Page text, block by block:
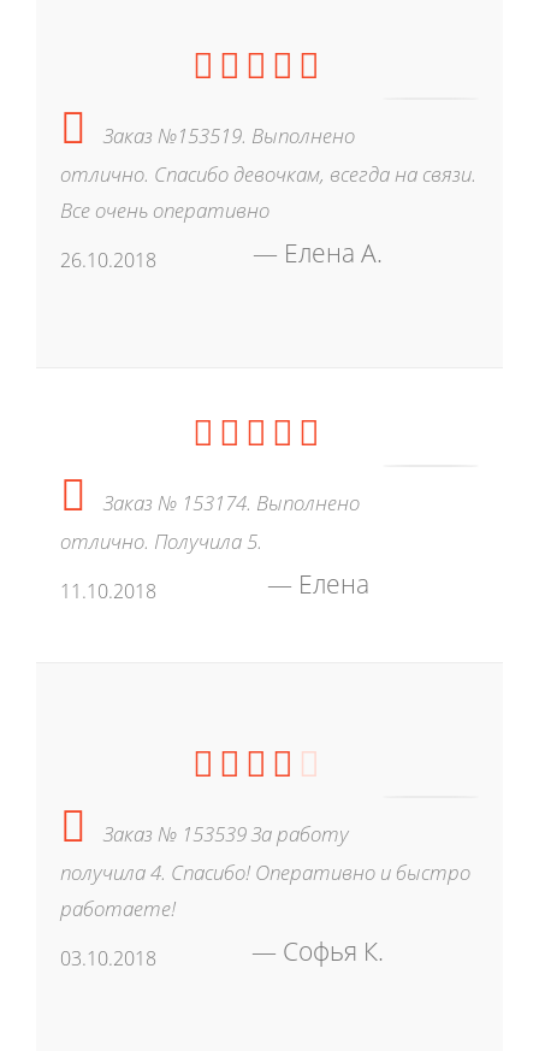
Заказ №153519. Выполнено
отлично. Спасибо девочкам, всегда на связи.
Все очень оперативно
26.10.2018 Елена А.
Заказ № 153174. Выполнено
отлично. Получила 5.
11.10.2018 Елена
Заказ № 153539 За работу
получила 4. Спасибо! Оперативно и быстро
работаете!
03.10.2018 Софья К.